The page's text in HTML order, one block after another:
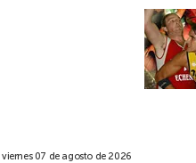
viernes 07 de agosto de 2026